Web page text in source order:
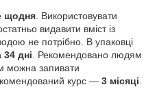
щодня . Використовувати
видавити вміст із
не потрібно. В упаковці
34 дні . Рекомендовано людям
можна запивати
курс — 3 місяці